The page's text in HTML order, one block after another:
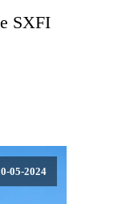
SXFI
05-2024